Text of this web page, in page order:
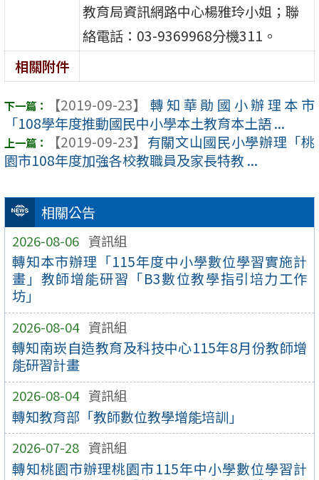
相關公告
2026-08-06 資訊組
轉知本市辦理「115年度中小學數位學習實施計
畫」教師增能研習「B3數位教學指引培力工作
坊」
2026-08-04 資訊組
轉知南崁自造教育及科技中心115年8月份教師增
能研習計畫
2026-08-04 資訊組
轉知教育部「教師數位教學增能培訓」
2026-07-28 資訊組
轉知桃園市辦理桃園市115年中小學數位學習計
教育局資訊網路中心楊雅玲小姐；聯
絡電話：03-9369968分機311。
相關附件
【2019-09-23】
轉知華勛國小辦理本市
「108學年度推動國民中小學本土教育本土語 ...
【2019-09-23】 有關文山國民小學辦理「桃
園市108年度加強各校教職員及家長特教 ...